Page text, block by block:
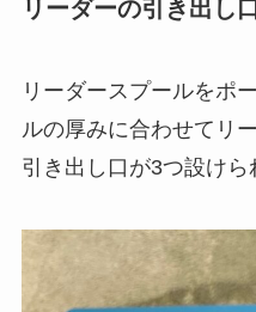
リーダーの引き出し
リーダースプールをポ
ルの厚みに合わせてリ
引き出し口が3つ設けら